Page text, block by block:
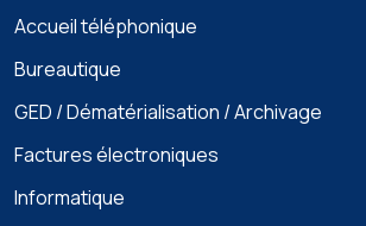
Accueil téléphonique
Bureautique
GED / Dématérialisation / Archivage
Factures électroniques
Informatique